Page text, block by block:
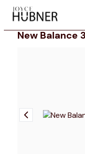
| Schuhe | New
New Balance